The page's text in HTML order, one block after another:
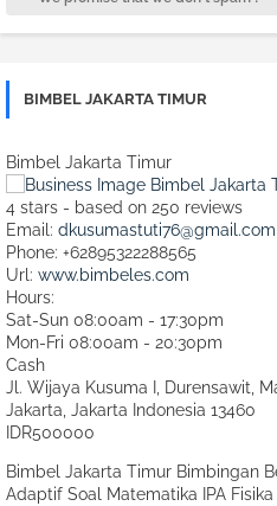
BIMBEL JAKARTA TIMUR
Bimbel Jakarta Timur
4 stars - based on 250 reviews
Email: dkusumastuti76@gmail.com
Phone: +62895322288565
Url: www.bimbeles.com
Hours:
Sat-Sun 08:00am - 17:30pm
Mon-Fri 08:00am - 20:30pm
Cash
Jl. Wijaya Kusuma I, Durensawit,
Jakarta, Jakarta Indonesia 13460
IDR500000
Bimbel Jakarta Timur Bimbingan
Adaptif Soal Matematika IPA